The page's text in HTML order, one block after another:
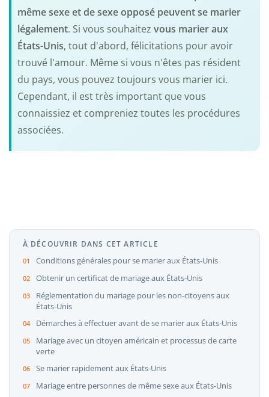
même sexe et de sexe opposé peuvent se marier
légalement. Si vous souhaitez vous marier aux
États-Unis, tout d'abord, félicitations pour avoir
trouvé l'amour. Même si vous n'êtes pas résident
du pays, vous pouvez toujours vous marier ici.
Cependant, il est très important que vous
connaissiez et compreniez toutes les procédures
associées.
À DÉCOUVRIR DANS CET ARTICLE
Conditions générales pour se marier aux États-Unis
Obtenir un certificat de mariage aux États-Unis
Réglementation du mariage pour les non-citoyens aux
États-Unis
Démarches à effectuer avant de se marier aux États-Unis
Mariage avec un citoyen américain et processus de carte
verte
Se marier rapidement aux États-Unis
Mariage entre personnes de même sexe aux États-Unis